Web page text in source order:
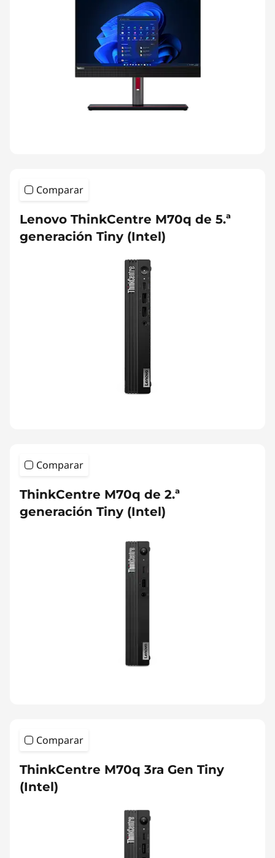
Comparar
Lenovo ThinkCentre M70q de 5.ª
generación Tiny (Intel)
Comparar
ThinkCentre M70q de 2.ª
generación Tiny (Intel)
Comparar
ThinkCentre M70q 3ra Gen Tiny
(Intel)